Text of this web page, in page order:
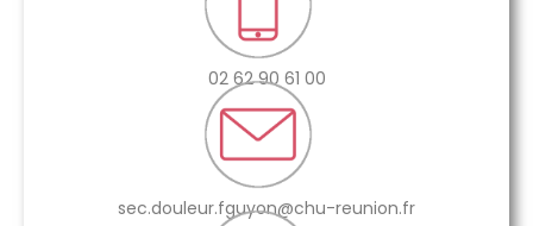
02 62 90 61 00
sec.douleur.fguyon@chu-reunion.fr